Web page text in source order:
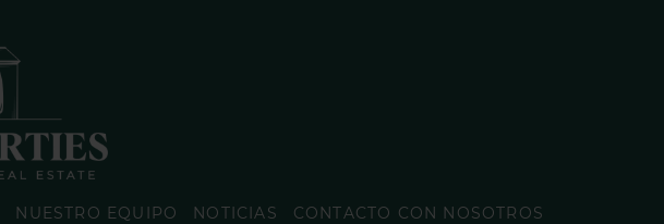
NUESTRO EQUIPO NOTICIAS CONTACTO CON NOSOTROS